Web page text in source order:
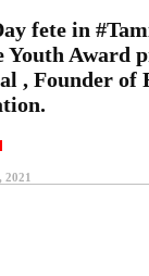
fete in
Youth Award
, Founder of
2021